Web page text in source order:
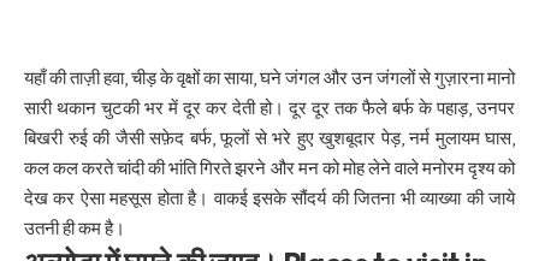
यहाँ की ताज़ी हवा, चीड़ के वृक्षों का साया, घने जंगल और उन जंगलों से गुज़ारना मानो
सारी थकान चुटकी भर में दूर कर देती हो। दूर दूर तक फैले बर्फ के पहाड़, उनपर
बिखरी रुई की जैसी सफ़ेद बर्फ, फूलों से भरे हुए खुशबूदार पेड़, नर्म मुलायम घास,
कल कल करते चांदी की भांति गिरते झरने और मन को मोह लेने वाले मनोरम दृश्य को
देख कर ऐसा महसूस होता है। वाकई इसके सौंदर्य की जितना भी व्याख्या की जाये
उतनी ही कम है।